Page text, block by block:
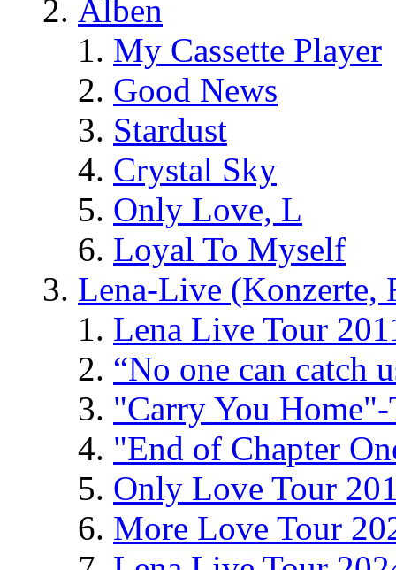
Alben
My Cassette Player
Good News
Stardust
Crystal Sky
Only Love, L
Loyal To Myself
Lena-Live (Konzerte,
Lena Live Tour
“No one can catch
"Carry You
"End of Chapter
Only Love Tour
More Love Tour